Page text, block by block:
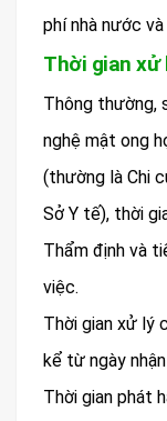
phí nhà nước
Thời gian xử
Thông thường,
nghệ mật ong
(thường là Chi
Sở Y tế), thời
Thẩm định và
việc.
Thời gian xử lý
kể từ ngày
Thời gian phát